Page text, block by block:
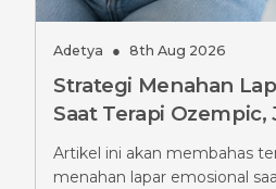
Adetya ● 8th Aug 2026
Strategi Menahan
Saat Terapi Ozempic,
Salah
Artikel ini akan membahas
menahan lapar emosional